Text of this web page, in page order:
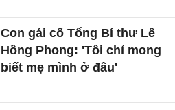
Con gái cố Tổng Bí thư Lê
Hồng Phong: 'Tôi chỉ mong
biết mẹ mình ở đâu'